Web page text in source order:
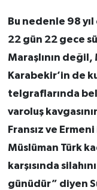
Bu nedenle 98
22 gün 22 gece
Maraşlının değil,
Karabekir’in de
telgraflarında
varoluş
Fransız ve
Müslüman Türk
karşısında
günüdür” diyen